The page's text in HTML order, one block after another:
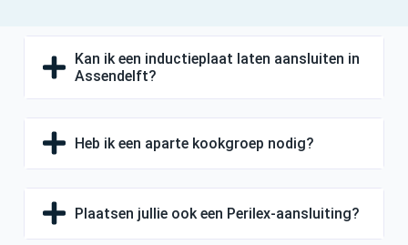
Kan ik een inductieplaat laten aansluiten in
Assendelft?
Heb ik een aparte kookgroep nodig?
Plaatsen jullie ook een Perilex-aansluiting?